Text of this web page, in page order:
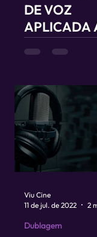
DE VOZ
APLICADA
Dublagem
Viu Cine
11 de jul. de 2022